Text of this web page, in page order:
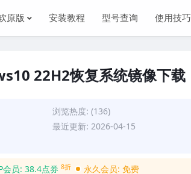
原版 安装教程 型号查询 使用技巧
22H2恢复系统镜像下载
浏览热度: (136)
最近更新: 2026-04-15
会员:38.4点券 8折 永久会员:免费